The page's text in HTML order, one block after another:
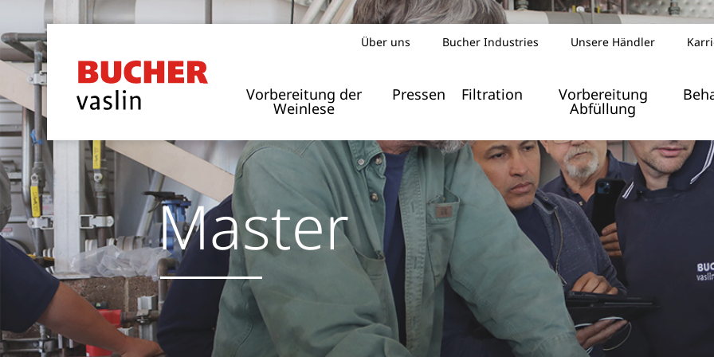
Über uns Bucher Industries Unsere Händler
Vorbereitung der
Weinlese
Pressen Filtration Vorbereitung
Abfüllung
Master